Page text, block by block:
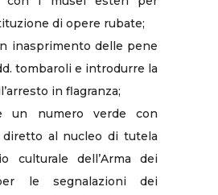
di opere rubate;
inasprimento delle pene
tombaroli e introdurre la
in flagranza;
un numero verde con
diretto al nucleo di tutela
culturale dell’Arma dei
le segnalazioni dei